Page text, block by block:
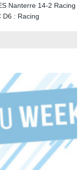
Nanterre 14-2 Racing
D6 : Racing